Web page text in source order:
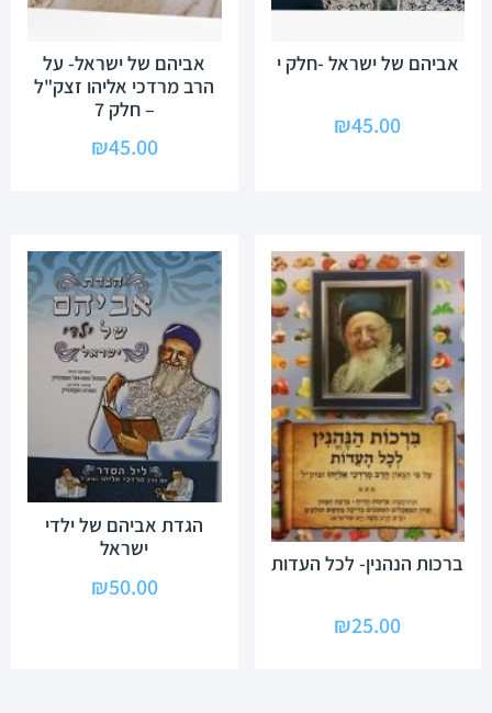
אביהם של ישראל -חלק י
₪45.00
אביהם של ישראל- על
הרב מרדכי אליהו זצק"ל
– חלק 7
₪45.00
ברכות הנהנין- לכל העדות
₪25.00
הגדת אביהם של ילדי
ישראל
₪50.00